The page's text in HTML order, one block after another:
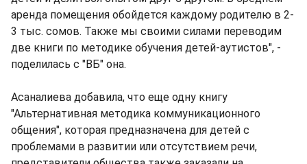
аренда помещения обойдется каждому родителю в 2-
3 тыс. сомов. Также мы своими силами переводим
две книги по методике обучения детей-аутистов", -
поделилась с "ВБ" она.
Асаналиева добавила, что еще одну книгу
"Альтернативная методика коммуникационного
общения", которая предназначена для детей с
проблемами в развитии или отсутствием речи,